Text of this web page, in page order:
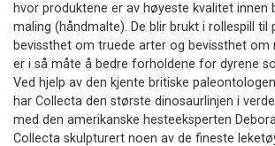
hvor produktene er av høyeste kvalitet innen
maling (håndmalte). De blir brukt i rollespill til
bevissthet om truede arter og bevissthet om
er i så måte å bedre forholdene for dyrene
Ved hjelp av den kjente britiske
har Collecta den største dinosaurlinjen i
med den amerikanske hesteeksperten
Collecta skulpturert noen av de fineste